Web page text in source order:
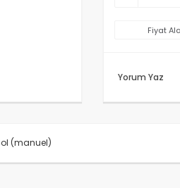
Fiyat
Yorum Yaz
(manuel)